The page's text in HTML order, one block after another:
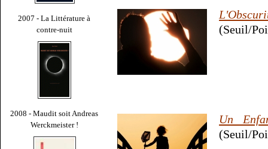
2007 - La Littérature à
contre-nuit
2008 - Maudit soit Andreas
Werckmeister !
(Seuil/
Un
(Seuil/